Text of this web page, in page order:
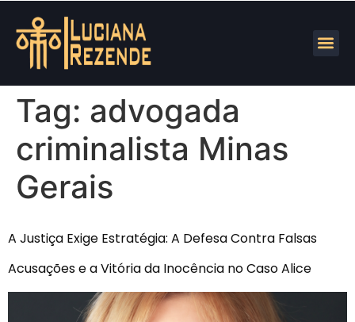
Tag: advogada
criminalista Minas
Gerais
A Justiça Exige Estratégia: A Defesa Contra Falsas
Acusações e a Vitória da Inocência no Caso Alice